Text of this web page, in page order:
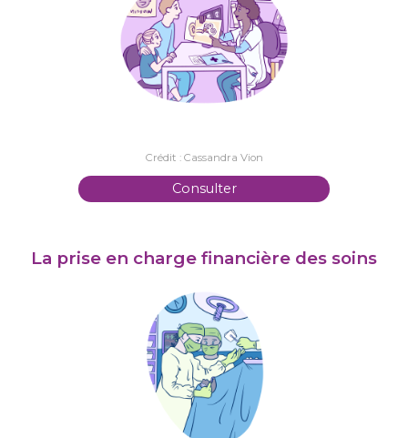
Crédit : Cassandra Vion
Consulter
La prise en charge financière des soins